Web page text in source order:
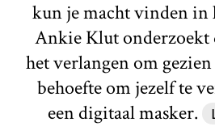
kun je macht vinden in
Ankie Klut onderzoekt
het verlangen om
behoefte om jezelf te
een digitaal masker.